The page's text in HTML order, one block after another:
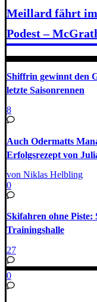
Meillard fährt im
Podest –
Shiffrin gewinnt den
letzte Saisonrennen
8
Auch Odermatts
Erfolgsrezept von
von Niklas Helbling
0
Skifahren ohne Piste:
Trainingshalle
27
0